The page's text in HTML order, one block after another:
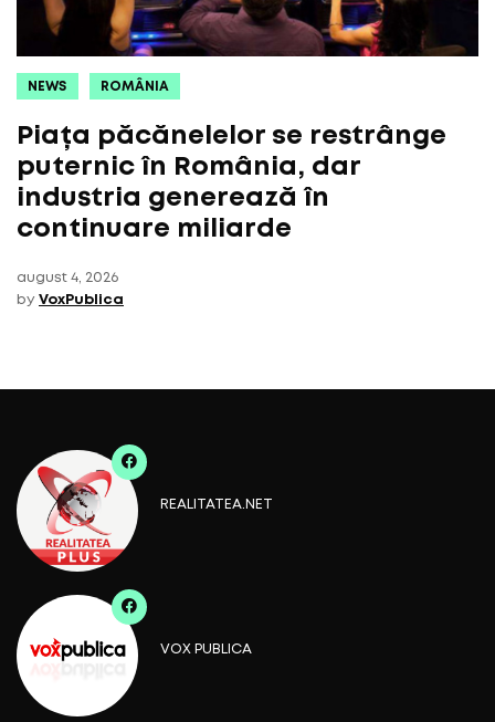
NEWS ROMÂNIA
Piața păcănelelor se restrânge
puternic în România, dar
industria generează în
continuare miliarde
august 4, 2026
by VoxPublica
REALITATEA.NET
VOX PUBLICA